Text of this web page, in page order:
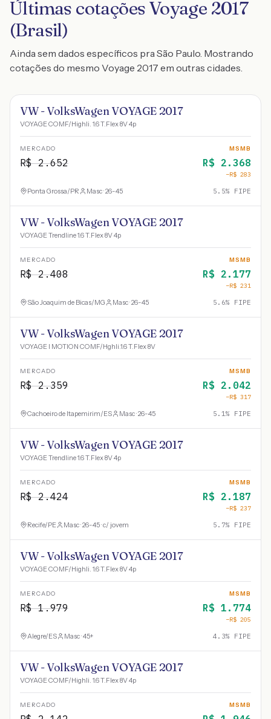
Últimas cotações Voyage 2017
(Brasil)
Ainda sem dados específicos pra São Paulo. Mostrando
cotações do mesmo Voyage 2017 em outras cidades.
VW - VolksWagen VOYAGE 2017
VOYAGE COMF/Highli. 1.6 T.Flex 8V 4p
MERCADO
R$2.652
MSMB
R$ 2.368
−R$ 283
Ponta Grossa/PR Masc · 26-45 5.5% FIPE
VW - VolksWagen VOYAGE 2017
VOYAGE Trendline 1.6 T.Flex 8V 4p
MERCADO
R$2.408
MSMB
R$ 2.177
−R$ 231
São Joaquim de Bicas/MG Masc · 26-45 5.6% FIPE
VW - VolksWagen VOYAGE 2017
VOYAGE I MOTION COMF/Hghli.1.6 T.Flex 8V
MERCADO
R$2.359
MSMB
R$ 2.042
−R$ 317
Cachoeiro de Itapemirim/ES Masc · 26-45 5.1% FIPE
VW - VolksWagen VOYAGE 2017
VOYAGE Trendline 1.6 T.Flex 8V 4p
MERCADO
R$2.424
MSMB
R$ 2.187
−R$ 237
Recife/PE Masc · 26-45 · c/ jovem 5.7% FIPE
VW - VolksWagen VOYAGE 2017
VOYAGE COMF/Highli. 1.6 T.Flex 8V 4p
MERCADO
R$1.979
MSMB
R$ 1.774
−R$ 205
Alegre/ES Masc · 45+ 4.3% FIPE
VW - VolksWagen VOYAGE 2017
VOYAGE COMF/Highli. 1.6 T.Flex 8V 4p
MERCADO MSMB